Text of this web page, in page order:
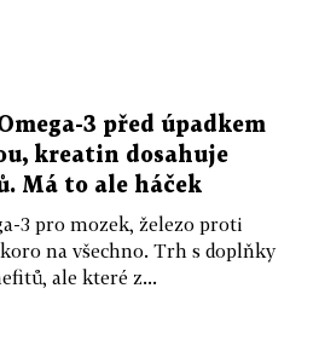
3 před úpadkem
kreatin dosahuje
Má to ale háček
3 pro mozek, železo proti
na všechno. Trh s doplňky
ale které z...